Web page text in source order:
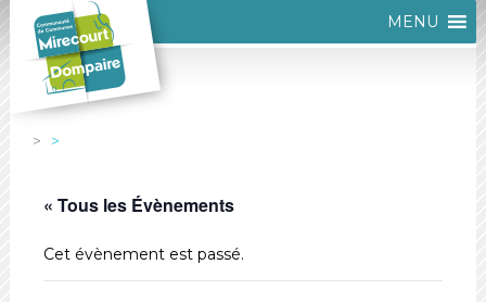
MENU
« Tous les Évènements
Cet évènement est passé.